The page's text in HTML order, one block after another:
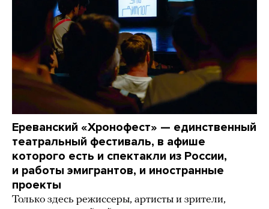
Ереванский «Хронофест» — единственный
театральный фестиваль, в афише
которого есть и спектакли из России,
и работы эмигрантов, и иностранные
проекты
Только здесь режиссеры, артисты и зрители,